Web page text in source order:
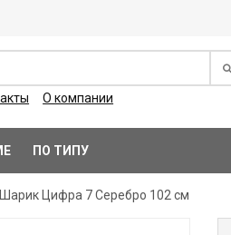
О компании
ПО ТИПУ
Шарик Цифра 7 Серебро 102 см